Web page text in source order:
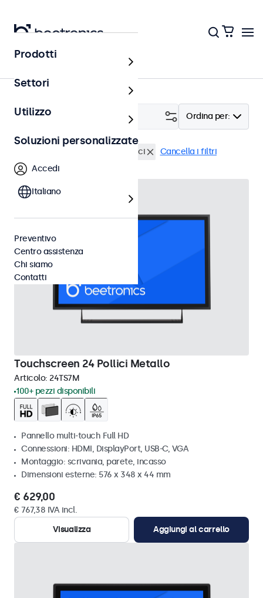
Home
Ordina per:
Filtro (2)
Touchscreen 24 pollici Cancella i filtri
Touchscreen 24 Pollici Metallo
Articolo: 24TS7M
100+ pezzi disponibili
Pannello multi-touch Full HD
Connessioni: HDMI, DisplayPort, USB-C, VGA
Montaggio: scrivania, parete, incasso
Dimensioni esterne: 576 x 348 x 44 mm
€ 629,00
€ 767,38 IVA incl.
Visualizza
Aggiungi al carrello
Prodotti
Settori
Utilizzo
Soluzioni personalizzate
Accedi
Italiano
Preventivo
Centro assistenza
Chi siamo
Contatti